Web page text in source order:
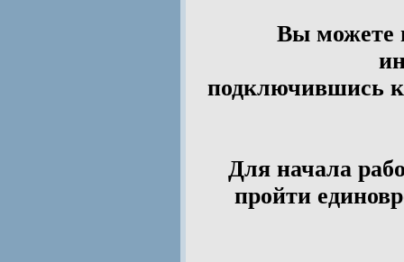
Вы можете
подключившись к
Для начала
пройти